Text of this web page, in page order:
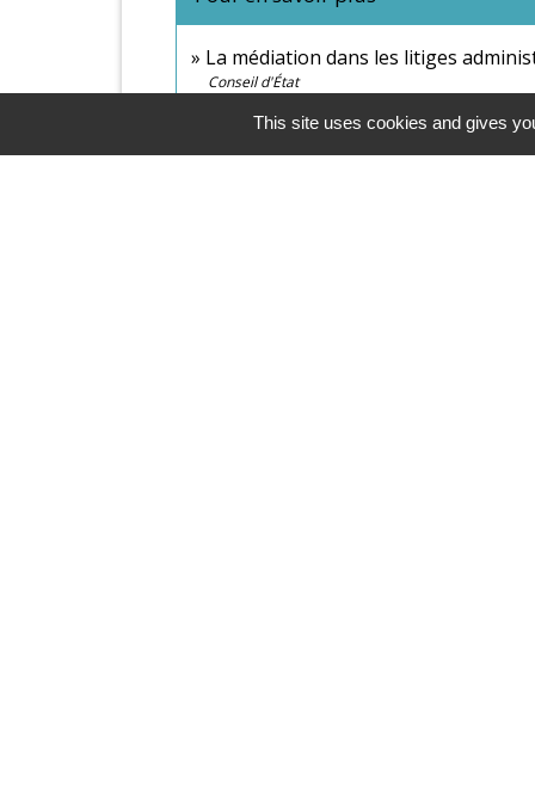
La médiation dans les litiges
Conseil d'État
Charte éthique des médiateurs
This site uses cookies and gives